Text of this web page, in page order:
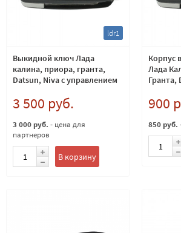
ldr1
Выкидной ключ Лада
калина, приора, гранта,
Datsun, Niva с управлением
3 500 руб.
3 000 руб. - цена для
партнеров
В корзину
Корпус
Лада
Гранта,
900
850 руб.